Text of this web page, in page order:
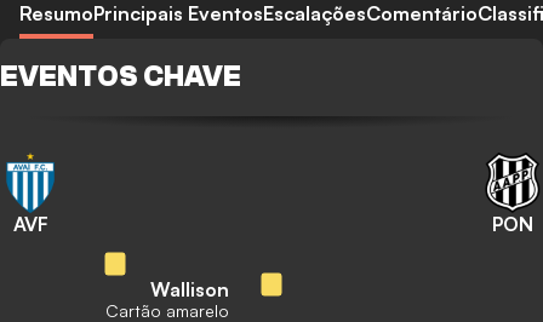
ResumoPrincipais EventosEscalaçõesComentário
EVENTOS CHAVE
AVF PON
Wallison
Cartão amarelo